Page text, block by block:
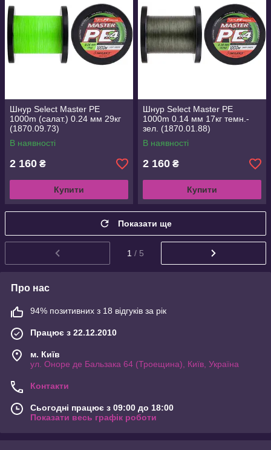
Шнур Select Master PE
1000m (салат.) 0.24 мм 29кг
(1870.09.73)
В наявності
2 160 ₴
Купити
Шнур Select Master PE
1000m 0.14 мм 17кг темн.-
зел. (1870.01.88)
В наявності
2 160 ₴
Купити
Показати ще
1 / 5
Про нас
94% позитивних з 18 відгуків за рік
Працює з 22.12.2010
м. Київ
ул. Оноре де Бальзака 64 (Троещина), Київ, Україна
Контакти
Сьогодні працює з 09:00 до 18:00
Показати весь графік роботи